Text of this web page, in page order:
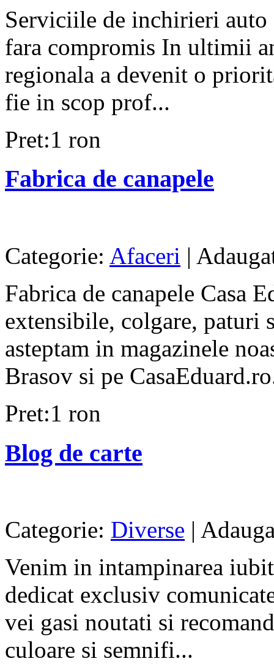
Serviciile de inchirieri
fara compromis In ultimii
regionala a devenit o
fie in scop prof...
Pret:1 ron
Fabrica de canapele
Categorie: Afaceri |
Fabrica de canapele Casa
extensibile, colgare, paturi
asteptam in magazinele
Brasov si pe
Pret:1 ron
Blog de carte
Categorie: Diverse |
Venim in intampinarea
dedicat exclusiv
vei gasi noutati si
culoare si semnifi...